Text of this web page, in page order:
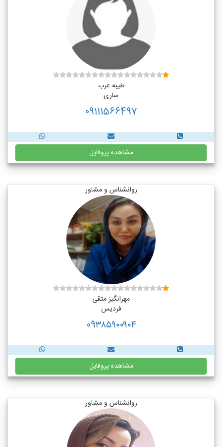
طیبه عرب
ساری
09111566497
مشاهده پروفایل
روانشناس و مشاور
مهرانگیز متقی
فردیس
09۳۸۵۹۰۰۹۰۴
مشاهده پروفایل
روانشناس و مشاور